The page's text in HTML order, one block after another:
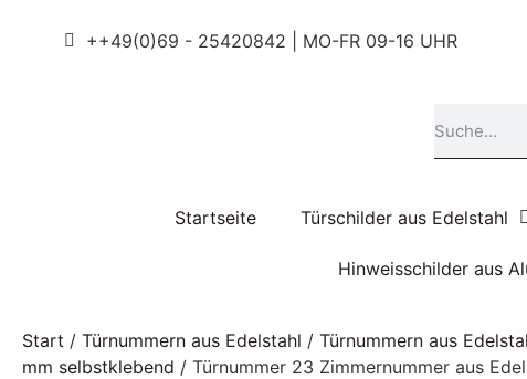
++49(0)69 - 25420842 | MO-FR 09-16 UHR
Startseite Türschilder aus Edelstahl
Hinweisschilder aus
Start / Türnummern aus Edelstahl / Türnummern aus
mm selbstklebend / Türnummer 23 Zimmernummer aus